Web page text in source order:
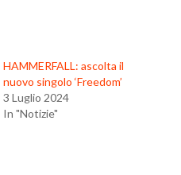
HAMMERFALL: ascolta il
nuovo singolo ‘Freedom’
3 Luglio 2024
In "Notizie"